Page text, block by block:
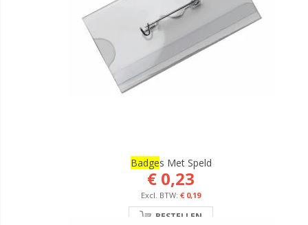
BadgeS Met Speld
€ 0,23
€ 0,19
BESTELLEN